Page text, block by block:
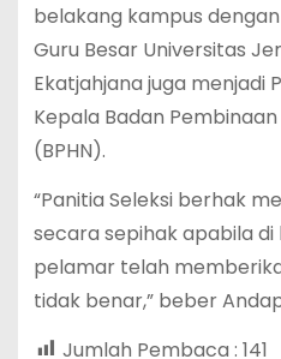
belakang kampus
Guru Besar Universitas
Ekatjahjana juga menjadi
Kepala Badan
(BPHN).
“Panitia Seleksi berhak
secara sepihak apabila
pelamar telah
tidak benar,” beber
Jumlah Pembaca : 141